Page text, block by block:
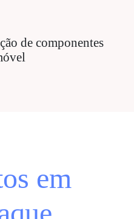
de componentes
em